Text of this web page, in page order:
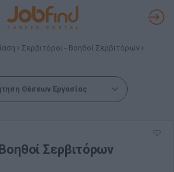
Σερβιτόροι - Βοηθοί Σερβιτόρων
Θέσεων Εργασίας
Σερβιτόρων